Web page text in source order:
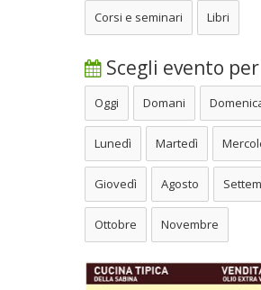
Corsi e seminari Libri
Scegli evento
Oggi Domani
Lunedì Martedì
Giovedì Agosto
Ottobre Novembre